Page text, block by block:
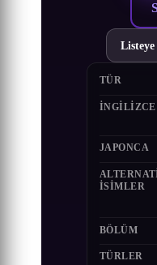
TÜR
İNGILIZCE
JAPONCA
ISIMLER
BÖLÜM
TÜRLER